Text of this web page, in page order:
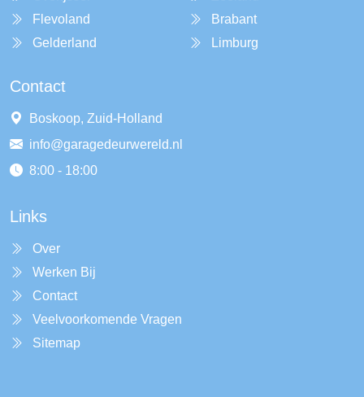
Flevoland
Gelderland
Brabant
Limburg
Contact
Boskoop, Zuid-Holland
info@garagedeurwereld.nl
8:00 - 18:00
Links
Over
Werken Bij
Contact
Veelvoorkomende Vragen
Sitemap